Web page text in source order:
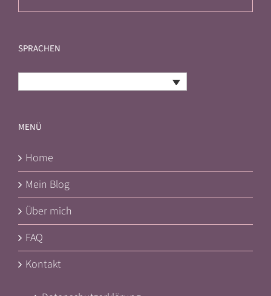
SPRACHEN
MENÜ
Home
Mein Blog
Über mich
FAQ
Kontakt